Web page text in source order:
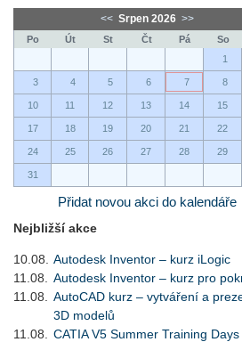
<< Srpen 2026 >>
Po Út St Čt Pá So
1
3 4 5 6 7 8
10 11 12 13 14 15
17 18 19 20 21 22
24 25 26 27 28 29
31
Přidat novou akci do kalendáře
Nejbližší akce
10.08.
Autodesk Inventor – kurz iLogic
11.08.
Autodesk Inventor – kurz pro
11.08.
AutoCAD kurz – vytváření a
3D modelů
11.08.
CATIA V5 Summer Training Days